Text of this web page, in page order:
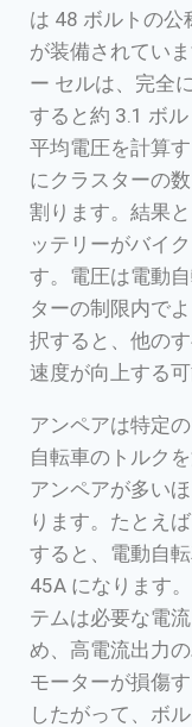
は 48 ボルトの
が装備されてい
ー セルは、完全
すると約 3.1 ボ
平均電圧を計算
にクラスターの
割ります。結果
ッテリーがバイ
す。電圧は電動
ターの制限内で
択すると、他の
速度が向上する
アンペアは特定
自転車のトルク
アンペアが多い
ります。たとえ
すると、電動自
45A になります
テムは必要な電
め、高電流出力
モーターが損傷
したがって、ボ